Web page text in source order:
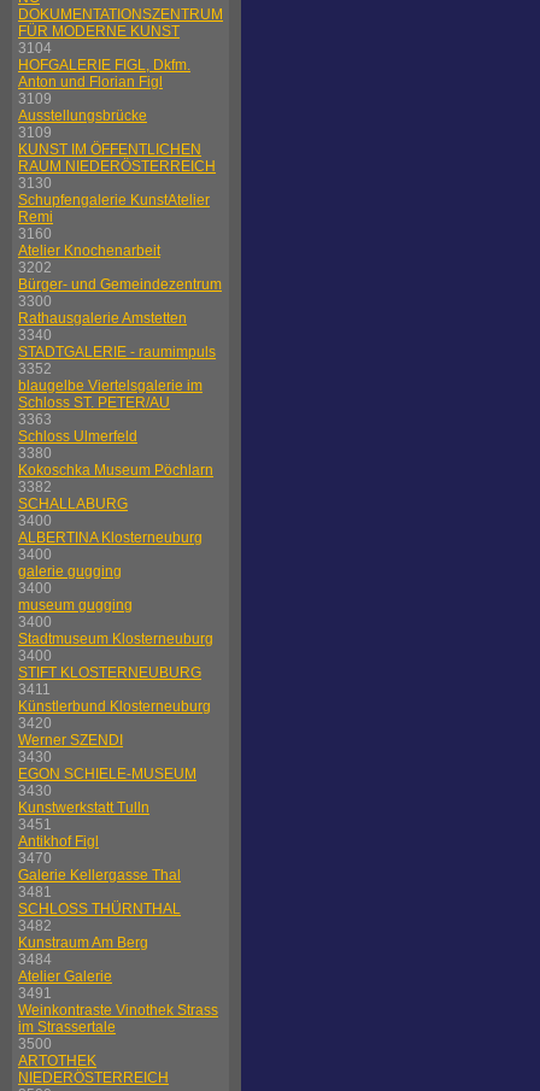
DOKUMENTATIONSZENTRUM
FÜR MODERNE KUNST
3104
HOFGALERIE FIGL, Dkfm.
Anton und Florian Figl
3109
Ausstellungsbrücke
3109
KUNST IM ÖFFENTLICHEN
RAUM NIEDERÖSTERREICH
3130
Schupfengalerie KunstAtelier
Remi
3160
Atelier Knochenarbeit
3202
Bürger- und Gemeindezentrum
3300
Rathausgalerie Amstetten
3340
STADTGALERIE - raumimpuls
3352
blaugelbe Viertelsgalerie im
Schloss ST. PETER/AU
3363
Schloss Ulmerfeld
3380
Kokoschka Museum Pöchlarn
3382
SCHALLABURG
3400
ALBERTINA Klosterneuburg
3400
galerie gugging
3400
museum gugging
3400
Stadtmuseum Klosterneuburg
3400
STIFT KLOSTERNEUBURG
3411
Künstlerbund Klosterneuburg
3420
Werner SZENDI
3430
EGON SCHIELE-MUSEUM
3430
Kunstwerkstatt Tulln
3451
Antikhof Figl
3470
Galerie Kellergasse Thal
3481
SCHLOSS THÜRNTHAL
3482
Kunstraum Am Berg
3484
Atelier Galerie
3491
Weinkontraste Vinothek Strass
im Strassertale
3500
ARTOTHEK
NIEDERÖSTERREICH